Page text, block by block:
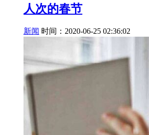
人次的春节
新闻 时间：2020-06-25 02:36:02